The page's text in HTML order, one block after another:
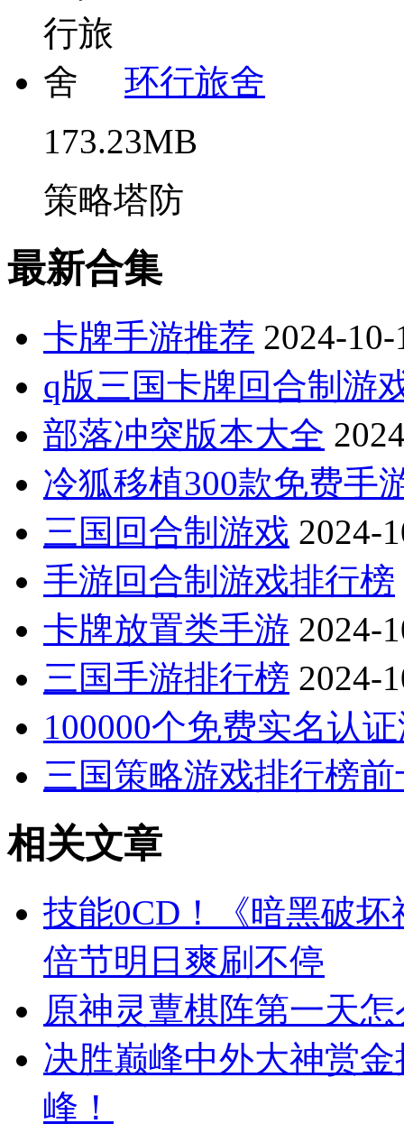
环行旅舍
173.23MB
策略塔防
最新合集
卡牌手游推荐 2024-10-
q版三国卡牌回合制游
部落冲突版本大全
冷狐移植300款免费手
三国回合制游戏 2024-
手游回合制游戏排行榜
卡牌放置类手游 2024-
三国手游排行榜 2024-
100000个免费实名认
三国策略游戏排行榜
相关文章
技能0CD！《暗黑破坏
倍节明日爽刷不停
原神灵蕈棋阵第一天
决胜巅峰中外大神赏
峰！